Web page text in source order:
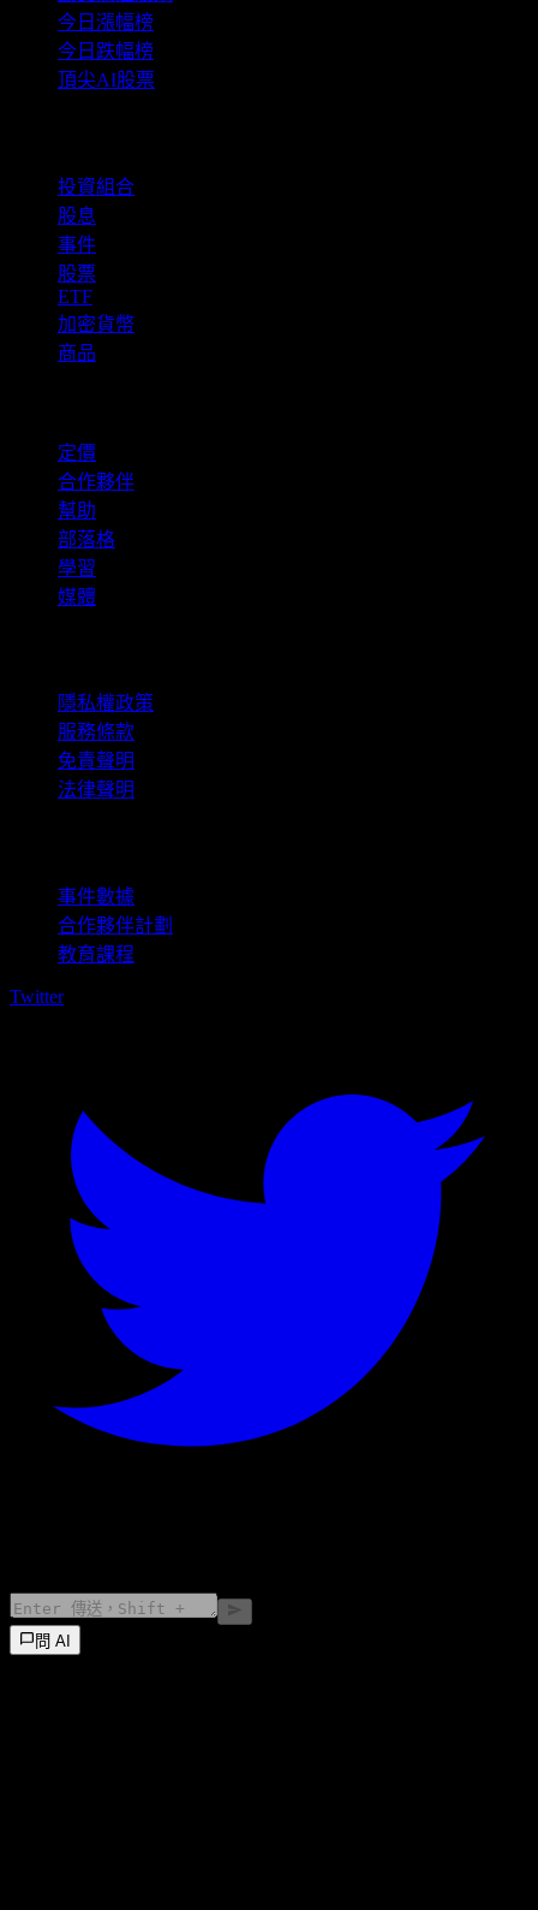
今日漲幅榜
今日跌幅榜
頂尖AI股票
投資組合
股息
事件
股票
ETF
加密貨幣
商品
定價
合作夥伴
幫助
部落格
學習
媒體
隱私權政策
服務條款
免責聲明
法律聲明
事件數據
合作夥伴計劃
教育課程
Twitter
問 AI